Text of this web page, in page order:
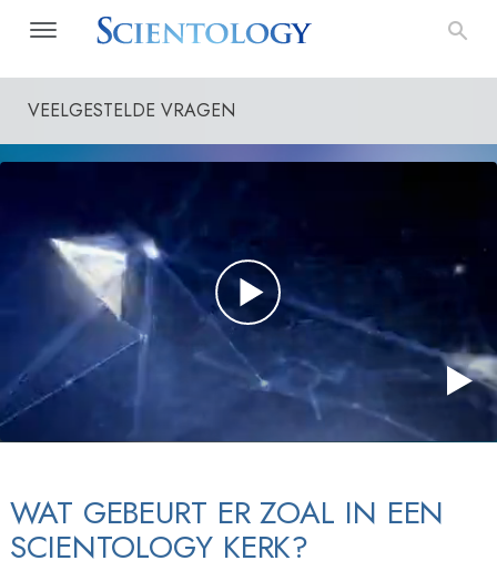
VEELGESTELDE VRAGEN
WAT GEBEURT ER ZOAL IN EEN
SCIENTOLOGY KERK?